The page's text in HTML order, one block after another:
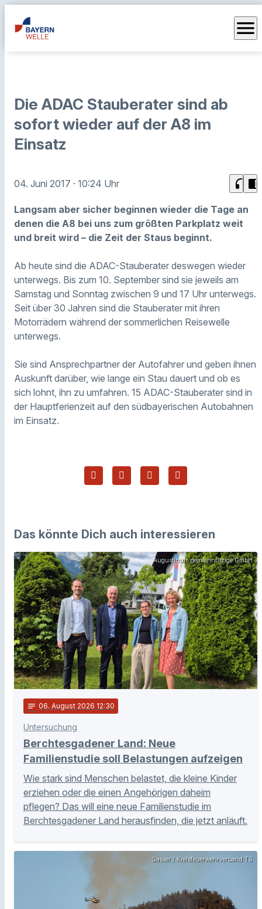
menu
Die ADAC Stauberater sind ab
sofort wieder auf der A8 im
Einsatz
04. Juni 2017 · 10:24 Uhr headphones chrome_reader_mode
Langsam aber sicher beginnen wieder die Tage an
denen die A8 bei uns zum größten Parkplatz weit
und breit wird – die Zeit der Staus beginnt.
Ab heute sind die ADAC-Stauberater deswegen wieder
unterwegs. Bis zum 10. September sind sie jeweils am
Samstag und Sonntag zwischen 9 und 17 Uhr unterwegs.
Seit über 30 Jahren sind die Stauberater mit ihren
Motorrädern während der sommerlichen Reisewelle
unterwegs.
Sie sind Ansprechpartner der Autofahrer und geben ihnen
Auskunft darüber, wie lange ein Stau dauert und ob es
sich lohnt, ihn zu umfahren. 15 ADAC-Stauberater sind in
der Hauptferienzeit auf den südbayerischen Autobahnen
im Einsatz.
Das könnte Dich auch interessieren
Augustinum gemeinnützige GmbH
notes 06. August 2026 12:30
Untersuchung
Berchtesgadener Land: Neue
Familienstudie soll Belastungen aufzeigen
Wie stark sind Menschen belastet, die kleine Kinder
erziehen oder die einen Angehörigen daheim
pflegen? Das will eine neue Familienstudie im
Berchtesgadener Land herausfinden, die jetzt anläuft.
Gasser / Kreisfeuerwehrverband TS